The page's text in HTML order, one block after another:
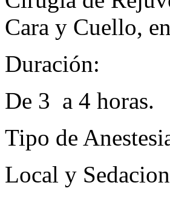
Cara y Cuello,
Duración:
De 3 a 4 horas.
Tipo de
Local y